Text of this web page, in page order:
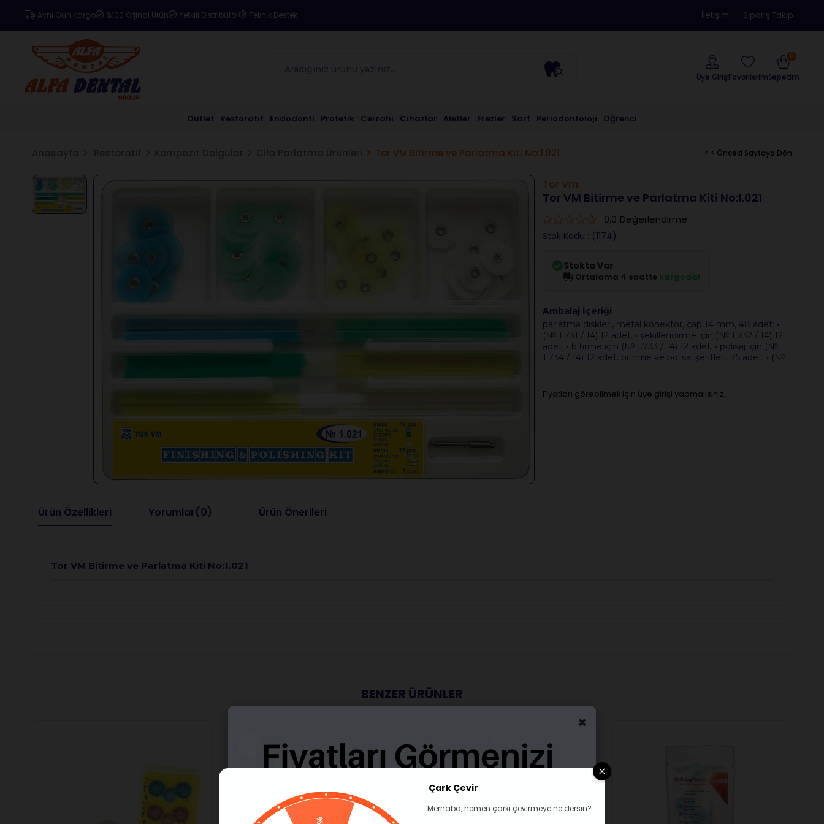
Aynı Gün Kargo %100 Orjinal Ürün Yetkili Distribütör Teknik Destek İletişim Sipariş Takip
Üye GirişiFavorilerimSepetim
0
Outlet Restoratif Endodonti Protetik Cerrahi Cihazlar Aletler Frezler Sarf Periodontoloji Öğrenci
Tor VM Bitirme ve Parlatma Kiti No:1.021 < < Önceki Sayfaya Dön
Tor Vm
Tor VM Bitirme ve Parlatma Kiti No:1.021
0.0 Değerlendirme
Stok Kodu (1174)
Stokta Var
Ortalama 4 saatte kargoda!
Ambalaj İçeriği
parlatma diskleri, metal konektör, çap 14 mm, 48 adet: •
(№ 1.731 / 14) 12 adet. • şekillendirme için (№ 1,732 / 14) 12
adet. • bitirme için (№ 1.733 / 14) 12 adet. • polisaj için (№
1.734 / 14) 12 adet. bitirme ve polisaj şeritleri, 75 adet: • (№
Fiyatları görebilmek için üye girişi yapmalısınız.
Ürün Özellikleri Yorumlar(0) Ürün Önerileri
Tor VM Bitirme ve Parlatma Kiti No:1.021
BENZER ÜRÜNLER
×
Çark Çevir
Merhaba, hemen çarkı çevirmeye ne dersin?